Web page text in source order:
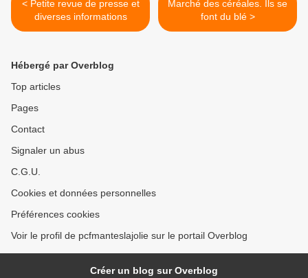
< Petite revue de presse et
diverses informations
Marché des céréales. Ils se
font du blé >
Hébergé par Overblog
Top articles
Pages
Contact
Signaler un abus
C.G.U.
Cookies et données personnelles
Préférences cookies
Voir le profil de pcfmanteslajolie sur le portail Overblog
Créer un blog sur Overblog